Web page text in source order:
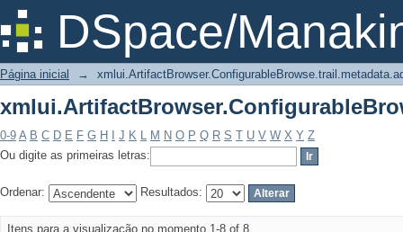
DSpace/
Página inicial →
0-9 A B C D E F G H J K L M N O P Q R S T U V W X Y Z
Ou digite as primeiras letras:
Ordenar: Resultados:
Itens para a visualização no momento 1-8 of 8